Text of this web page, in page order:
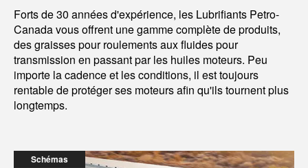
Forts de 30 années d'expérience, les Lubrifiants Petro-
Canada vous offrent une gamme complète de produits,
des graisses pour roulements aux fluides pour
transmission en passant par les huiles moteurs. Peu
importe la cadence et les conditions, il est toujours
rentable de protéger ses moteurs afin qu'ils tournent plus
longtemps.
Schémas